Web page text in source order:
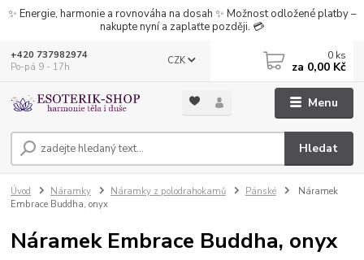
✨ Energie, harmonie a rovnováha na dosah ✨ Možnost odložené platby –
nakupte nyní a zaplaťte později. 💳
Menu
CZK
Hledat
+420 737982974
Po-pá 9 - 17h
0 ks
za 0,00 Kč
Úvod Náramky Náramky z polodrahokamů Pánské
Náramek
Embrace Buddha, onyx
Náramek Embrace Buddha, onyx